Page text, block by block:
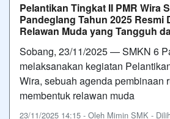
Pelantikan Tingkat II PMR Wira
Pandeglang Tahun 2025 Resmi
Relawan Muda yang Tangguh
Sobang, 23/11/2025 — SMKN 6
melaksanakan kegiatan
Wira, sebuah agenda pembinaan
membentuk relawan muda
23/11/2025 14:15 - Oleh Mimin SMK -